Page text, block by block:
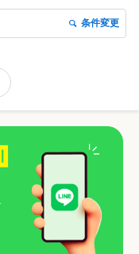
条件変更